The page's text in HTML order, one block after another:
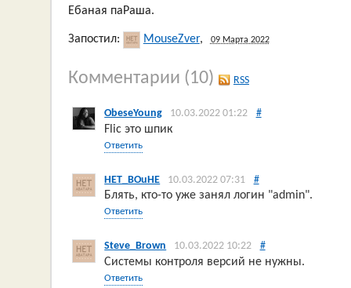
Ебаная паРаша.
Запостил: MouseZver, 09 Марта 2022
Комментарии (10) RSS
ObeseYoung 10.03.2022 01:22 #
Flic это шпик
Ответить
HET_BOuHE 10.03.2022 07:31 #
Блять, кто-то уже занял логин "admin".
Ответить
Steve_Brown 10.03.2022 10:22 #
Системы контроля версий не нужны.
Ответить